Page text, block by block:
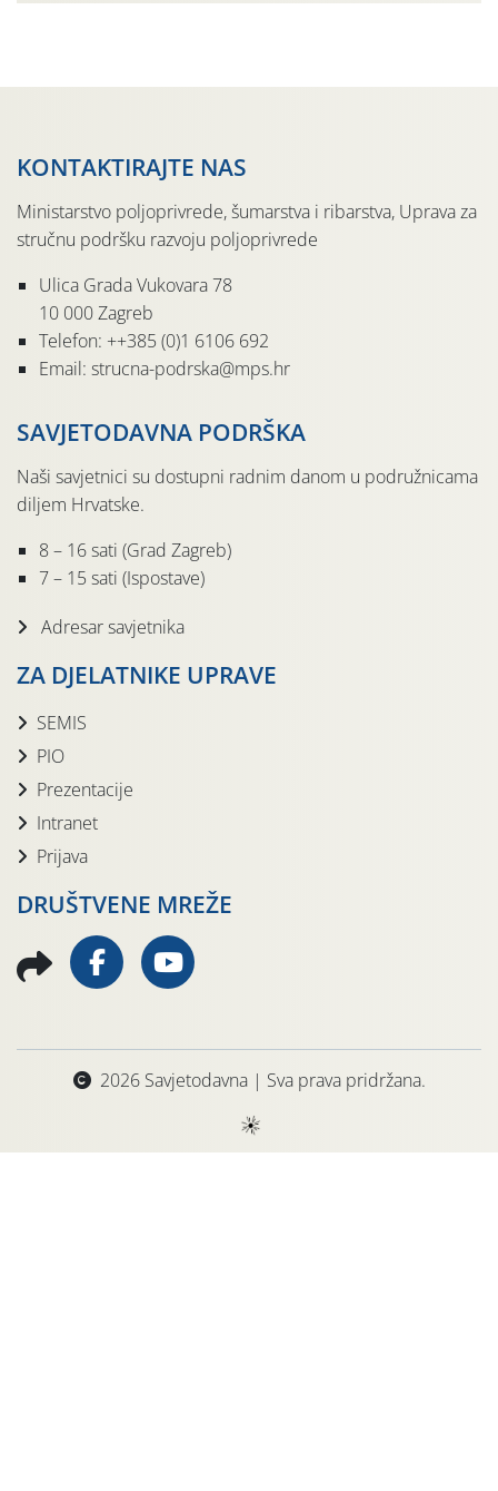
KONTAKTIRAJTE NAS
Ministarstvo poljoprivrede, šumarstva i ribarstva, Uprava za
stručnu podršku razvoju poljoprivrede
Ulica Grada Vukovara 78
10 000 Zagreb
Telefon: ++385 (0)1 6106 692
Email: strucna-podrska@mps.hr
SAVJETODAVNA PODRŠKA
Naši savjetnici su dostupni radnim danom u podružnicama
diljem Hrvatske.
8 – 16 sati (Grad Zagreb)
7 – 15 sati (Ispostave)
Adresar savjetnika
ZA DJELATNIKE UPRAVE
SEMIS
PIO
Prezentacije
Intranet
Prijava
DRUŠTVENE MREŽE
2026 Savjetodavna | Sva prava pridržana.